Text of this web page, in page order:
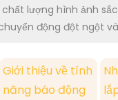
lượng hình ảnh
động đột ngột
Giới thiệu về tính
năng báo động